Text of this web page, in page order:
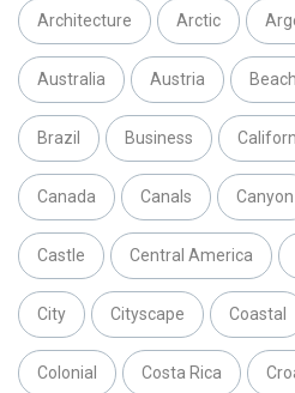
Architecture Arctic
Australia Austria Beach
Brazil Business
Canada Canals Canyon
Castle Central America
City Cityscape Coastal
Colonial Costa Rica